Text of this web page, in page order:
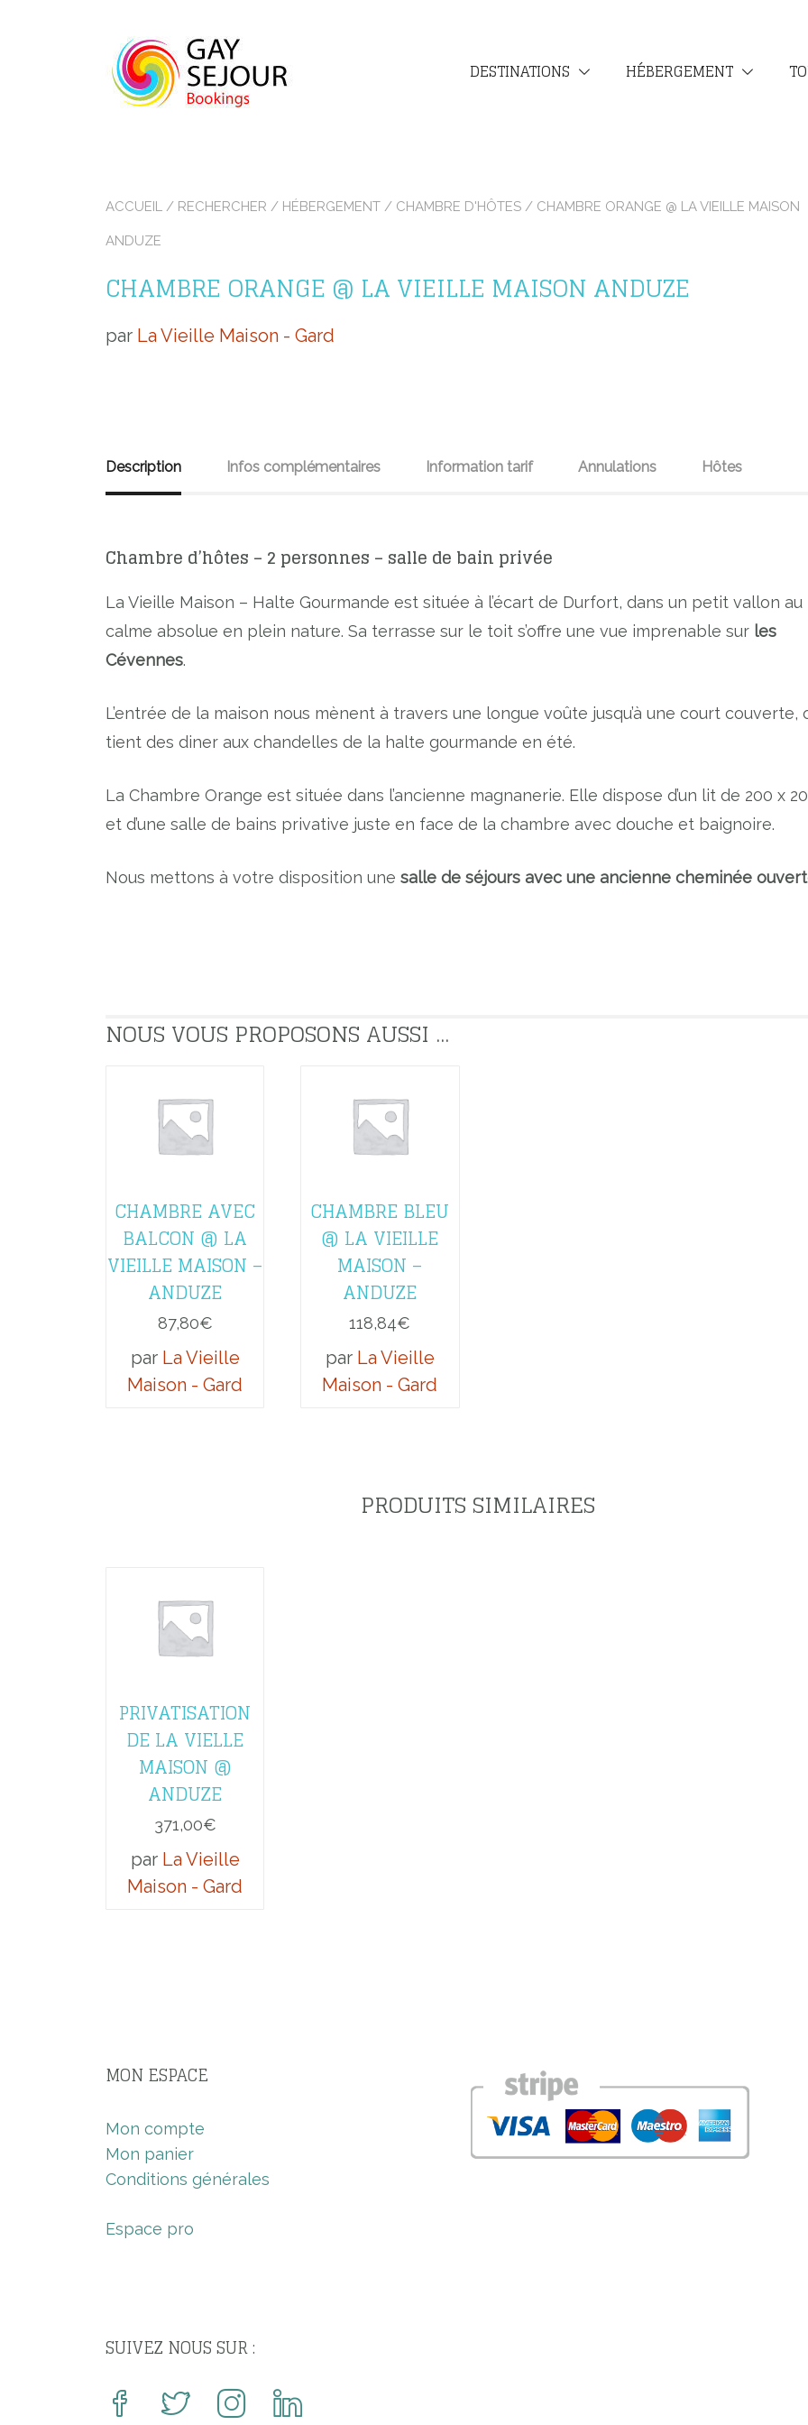
DESTINATIONS HÉBERGEMENT
ACCUEIL / RECHERCHER / HÉBERGEMENT / CHAMBRE D'HÔTES / CHAMBRE ORANGE @ LA VIEILLE MAISON
ANDUZE
CHAMBRE ORANGE @ LA VIEILLE MAISON ANDUZE
par La Vieille Maison - Gard
Description Infos complémentaires Information tarif Annulations Hôtes
Chambre d’hôtes – 2 personnes – salle de bain privée
La Vieille Maison – Halte Gourmande est située à l’écart de Durfort, dans un petit vallon au
calme absolue en plein nature. Sa terrasse sur le toit s’offre une vue imprenable sur les
Cévennes.
L’entrée de la maison nous mènent à travers une longue voûte jusqu’à une court couverte,
tient des diner aux chandelles de la halte gourmande en été.
La Chambre Orange est située dans l’ancienne magnanerie. Elle dispose d’un lit de 200 x
et d’une salle de bains privative juste en face de la chambre avec douche et baignoire.
Nous mettons à votre disposition une salle de séjours avec une ancienne cheminée
NOUS VOUS PROPOSONS AUSSI ...
CHAMBRE AVEC
BALCON @ LA
VIEILLE MAISON –
ANDUZE
87,80€
par La Vieille
Maison - Gard
CHAMBRE BLEU
@ LA VIEILLE
MAISON –
ANDUZE
118,84€
par La Vieille
Maison - Gard
PRODUITS SIMILAIRES
PRIVATISATION
DE LA VIELLE
MAISON @
ANDUZE
371,00€
par La Vieille
Maison - Gard
MON ESPACE
Mon compte
Mon panier
Conditions générales
Espace pro
SUIVEZ NOUS SUR :